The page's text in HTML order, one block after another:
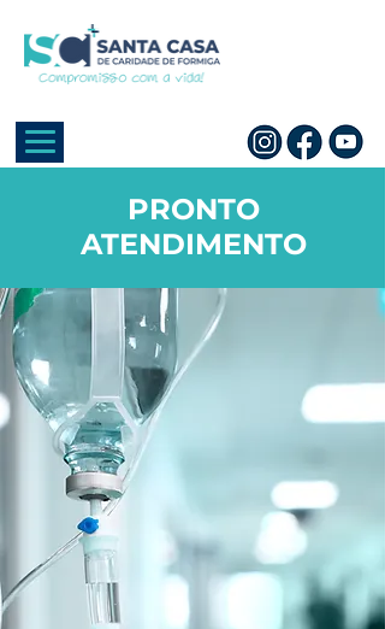
PRONTO
ATENDIMENTO